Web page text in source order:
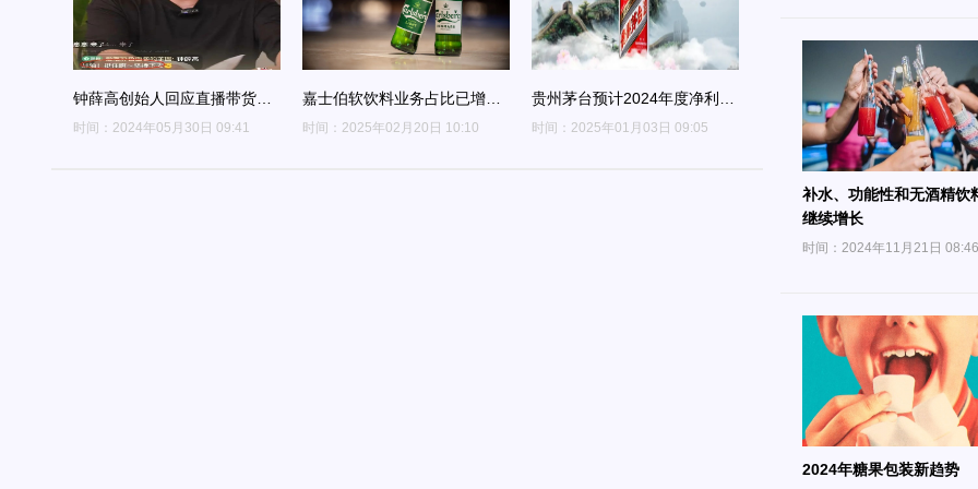
钟薛高创始人回应直播带货还
债
时间：2024年05月30日 09:41
嘉士伯软饮料业务占比已增加
到超过三成
时间：2025年02月20日 10:10
贵州茅台预计2024年度净利润
达857亿元，同比增长约
时间：2025年01月03日 09:05
补水、功能性和无酒精饮
继续增长
时间：2024年11月21日 08:46
2024年糖果包装新趋势